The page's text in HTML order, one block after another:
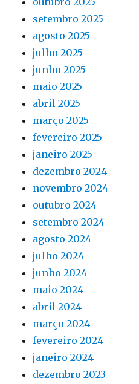
setembro 2025
agosto 2025
julho 2025
junho 2025
maio 2025
abril 2025
março 2025
fevereiro 2025
janeiro 2025
dezembro 2024
novembro 2024
outubro 2024
setembro 2024
agosto 2024
julho 2024
junho 2024
maio 2024
abril 2024
março 2024
fevereiro 2024
janeiro 2024
dezembro 2023